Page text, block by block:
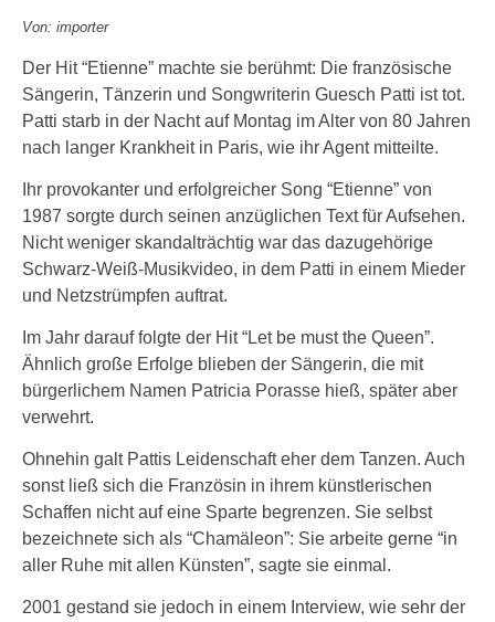
Von: importer
Der Hit “Etienne” machte sie berühmt: Die französische
Sängerin, Tänzerin und Songwriterin Guesch Patti ist tot.
Patti starb in der Nacht auf Montag im Alter von 80 Jahren
nach langer Krankheit in Paris, wie ihr Agent mitteilte.
Ihr provokanter und erfolgreicher Song “Etienne” von
1987 sorgte durch seinen anzüglichen Text für Aufsehen.
Nicht weniger skandalträchtig war das dazugehörige
Schwarz-Weiß-Musikvideo, in dem Patti in einem Mieder
und Netzstrümpfen auftrat.
Im Jahr darauf folgte der Hit “Let be must the Queen”.
Ähnlich große Erfolge blieben der Sängerin, die mit
bürgerlichem Namen Patricia Porasse hieß, später aber
verwehrt.
Ohnehin galt Pattis Leidenschaft eher dem Tanzen. Auch
sonst ließ sich die Französin in ihrem künstlerischen
Schaffen nicht auf eine Sparte begrenzen. Sie selbst
bezeichnete sich als “Chamäleon”: Sie arbeite gerne “in
aller Ruhe mit allen Künsten”, sagte sie einmal.
2001 gestand sie jedoch in einem Interview, wie sehr der